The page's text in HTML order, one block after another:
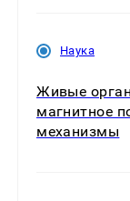
Наука
Живые
магнитное
механизмы